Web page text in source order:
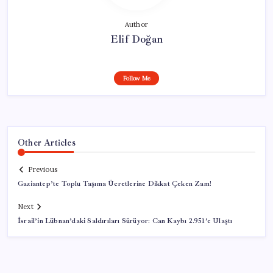
Author
Elif Doğan
Follow Me
Other Articles
Previous
Gaziantep’te Toplu Taşıma Ücretlerine Dikkat Çeken Zam!
Next
İsrail’in Lübnan’daki Saldırıları Sürüyor: Can Kaybı 2.951’e Ulaştı